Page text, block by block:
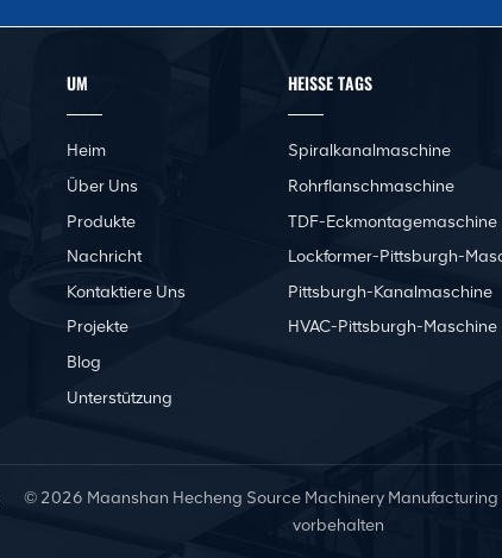
UM
Heim
Über Uns
Produkte
Nachricht
Kontaktiere Uns
Projekte
Blog
Unterstützung
HEISSE TAGS
Spiralkanalmaschine
Rohrflanschmaschine
TDF-Eckmontagemaschine
Lockformer-Pittsburgh-
Pittsburgh-Kanalmaschine
HVAC-Pittsburgh-Maschine
© 2026 Maanshan Hecheng Source Machinery Manufacturing
vorbehalten